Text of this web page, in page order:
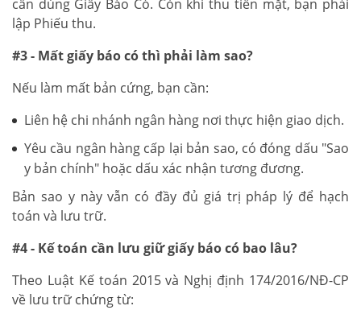
cần dùng Giấy Báo Có. Còn khi thu tiền mặt, bạn phải
lập Phiếu thu.
#3 - Mất giấy báo có thì phải làm sao?
Nếu làm mất bản cứng, bạn cần:
Liên hệ chi nhánh ngân hàng nơi thực hiện giao dịch.
Yêu cầu ngân hàng cấp lại bản sao, có đóng dấu "Sao
y bản chính" hoặc dấu xác nhận tương đương.
Bản sao y này vẫn có đầy đủ giá trị pháp lý để hạch
toán và lưu trữ.
#4 - Kế toán cần lưu giữ giấy báo có bao lâu?
Theo Luật Kế toán 2015 và Nghị định 174/2016/NĐ-CP
về lưu trữ chứng từ: